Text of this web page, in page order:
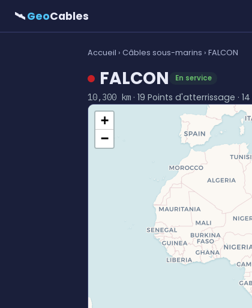
🛰GeoCables
Accueil › Câbles sous-marins › FALCON
FALCON En service
10,300 km · 19 Points d'atterrissage ·
+
−